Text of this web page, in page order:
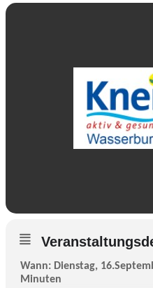
Wann: Dienstag,
Minuten